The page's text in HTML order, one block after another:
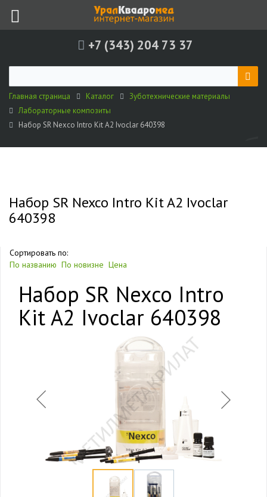
+7 (343) 204 73 37
Главная страница Каталог
Зуботехнические материалы
Лабораторные композиты
Набор SR Nexco Intro Kit A2 Ivoclar 640398
Набор SR Nexco Intro Kit A2 Ivoclar
640398
Сортировать по:
По названию По новизне Цена
Набор SR Nexco Intro
Kit A2 Ivoclar 640398